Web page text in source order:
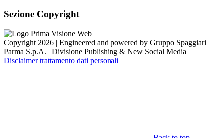
Sezione Copyright
Copyright 2026 | Engineered and powered by Gruppo Spaggiari
Parma S.p.A. | Divisione Publishing & New Social Media
Disclaimer trattamento dati personali